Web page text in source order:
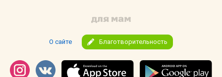
О сайте Благотворительность